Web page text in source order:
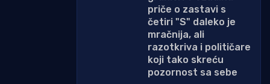
priče o zastavi s
četiri "S" daleko je
mračnija, ali
razotkriva i političare
koji tako skreću
pozornost sa sebe